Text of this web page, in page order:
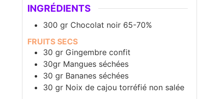
INGRÉDIENTS
300 gr Chocolat noir 65-70%
FRUITS SECS
30 gr Gingembre confit
30gr Mangues séchées
30 gr Bananes séchées
30 gr Noix de cajou torréfié non salée